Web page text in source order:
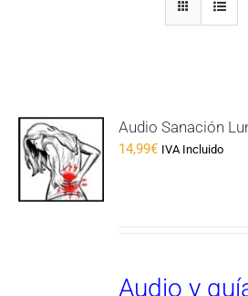
Audio Sanación
14,99€ IVA Incluido
Audio y